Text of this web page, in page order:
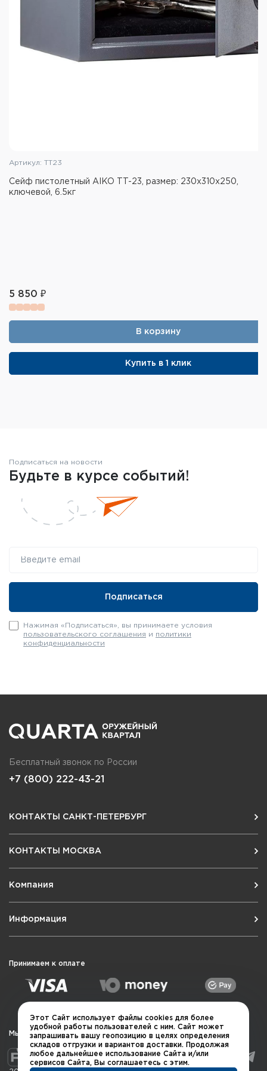
Артикул: TT23
Сейф пистолетный AIKO TT-23, размер: 230x310x250,
ключевой, 6.5кг
5 850 ₽
В корзину
Купить в 1 клик
Подписаться на новости
Будьте в курсе событий!
Нажимая «Подписаться», вы принимаете условия
пользовательского соглашения и политики
конфиденциальности
Бесплатный звонок по России
+7 (800) 222-43-21
КОНТАКТЫ САНКТ-ПЕТЕРБУРГ
КОНТАКТЫ МОСКВА
Компания
Информация
Принимаем к оплате
Мы в социальных сетях
Этот Сайт использует файлы cookies для более
удобной работы пользователей с ним. Сайт может
запрашивать вашу геопозицию в целях определения
складов отгрузки и вариантов доставки. Продолжая
любое дальнейшее использование Сайта и/или
сервисов Сайта, Вы соглашаетесь с этим.